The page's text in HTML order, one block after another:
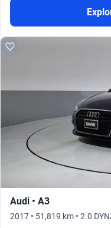
Audi • A3
2017 • 51,819 km • 2.0